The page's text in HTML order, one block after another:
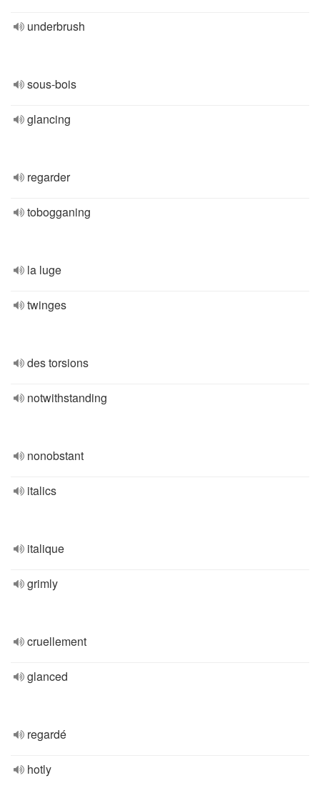
underbrush
sous-bois
glancing
regarder
tobogganing
la luge
twinges
des torsions
notwithstanding
nonobstant
italics
italique
grimly
cruellement
glanced
regardé
hotly